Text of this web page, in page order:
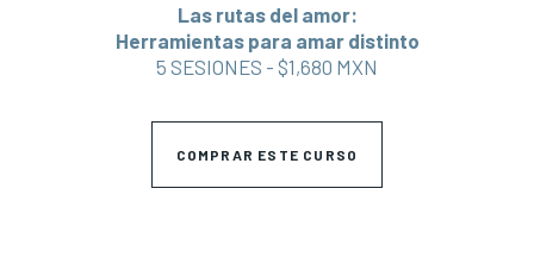
Las rutas del amor:
Herramientas para amar distinto
5 SESIONES - $1,680 MXN
COMPRAR ESTE CURSO